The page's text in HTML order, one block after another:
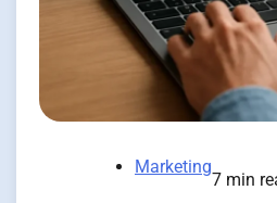
Marketing
7 min